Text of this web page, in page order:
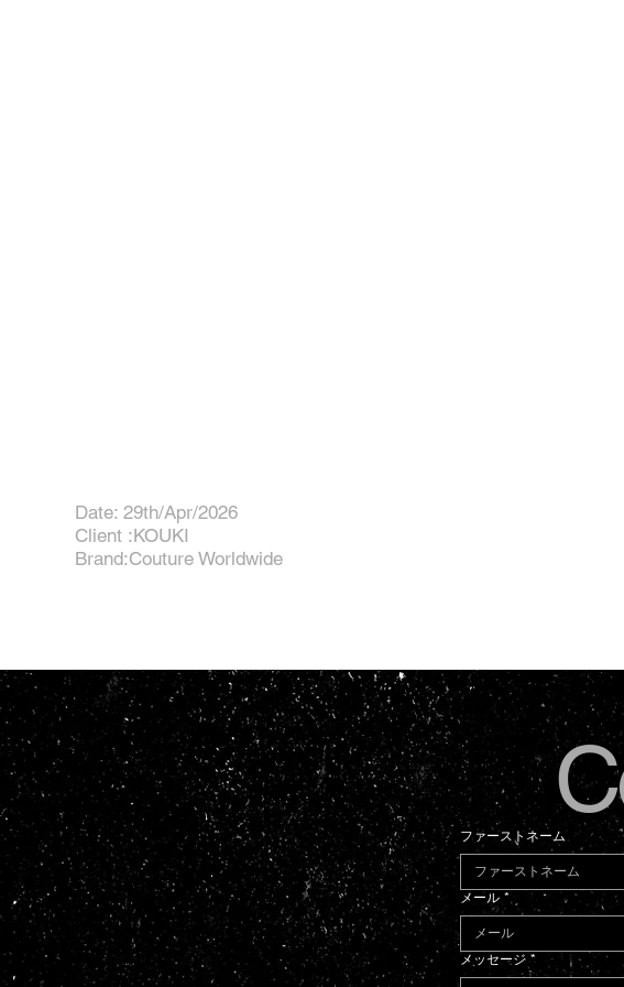
Date: 29th/Apr/2026
Client :KOUKI
Brand:Couture Worldwide
ファーストネーム
メール *
メッセージ *